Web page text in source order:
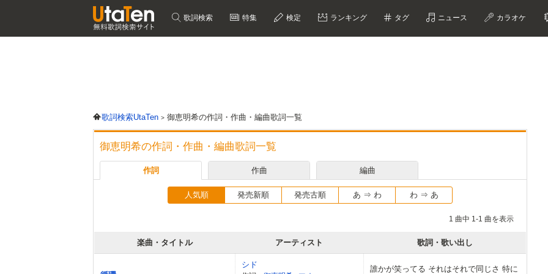
歌詞検索 特集 検定 ランキング タグ ニュース カラオケ
歌詞検索UtaTen 御恵明希の作詞・作曲・編曲歌詞一覧
御恵明希の作詞・作曲・編曲歌詞一覧
作詞 作曲 編曲
人気順 発売新順 発売古順 あ ⇒ わ わ ⇒ あ
1 曲中 1-1 曲を表示
楽曲・タイトル アーティスト 歌詞・歌い出し
シド
誰かが笑ってる それはそれで同じさ 特に